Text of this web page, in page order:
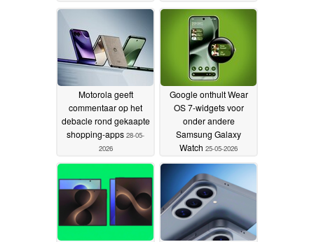
28-05-2026
Motorola geeft
commentaar op het
debacle rond gekaapte
shopping-apps 28-05-
2026
Google onthult Wear
OS 7-widgets voor
onder andere
Samsung Galaxy
Watch 25-05-2026